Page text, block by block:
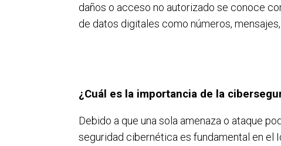
daños o acceso no autorizado se conoce
de datos digitales como números,
¿Cuál es la importancia de la
Debido a que una sola amenaza o ataque
seguridad cibernética es fundamental en el